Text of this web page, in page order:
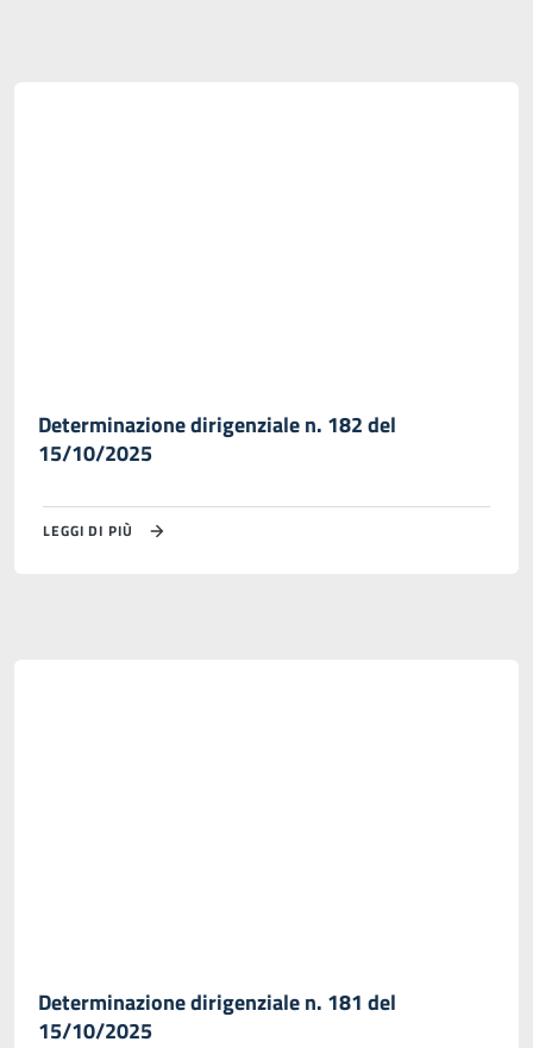
Determinazione dirigenziale n. 182 del
15/10/2025
LEGGI DI PIÙ
Determinazione dirigenziale n. 181 del
15/10/2025